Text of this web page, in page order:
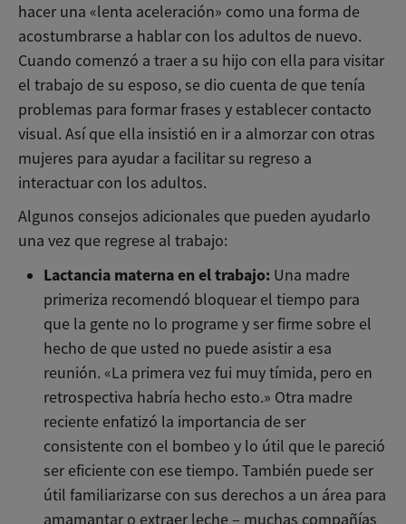
hacer una «lenta aceleración» como una forma de
acostumbrarse a hablar con los adultos de nuevo.
Cuando comenzó a traer a su hijo con ella para visitar
el trabajo de su esposo, se dio cuenta de que tenía
problemas para formar frases y establecer contacto
visual. Así que ella insistió en ir a almorzar con otras
mujeres para ayudar a facilitar su regreso a
interactuar con los adultos.
Algunos consejos adicionales que pueden ayudarlo
una vez que regrese al trabajo:
Lactancia materna en el trabajo: Una madre
primeriza recomendó bloquear el tiempo para
que la gente no lo programe y ser firme sobre el
hecho de que usted no puede asistir a esa
reunión. «La primera vez fui muy tímida, pero en
retrospectiva habría hecho esto.» Otra madre
reciente enfatizó la importancia de ser
consistente con el bombeo y lo útil que le pareció
ser eficiente con ese tiempo. También puede ser
útil familiarizarse con sus derechos a un área para
amamantar o extraer leche – muchas compañías